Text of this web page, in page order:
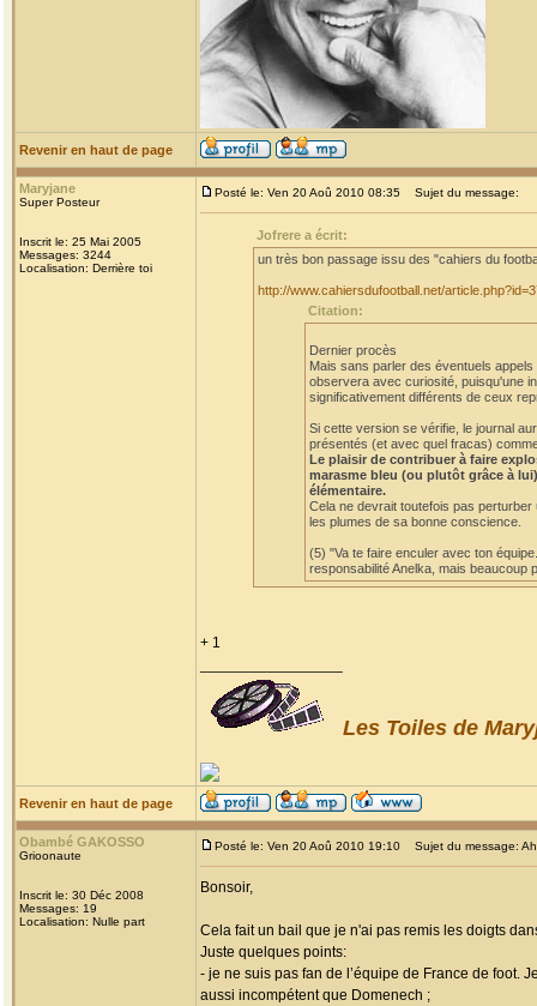
Revenir en haut de page
Maryjane
Super Posteur
Inscrit le: 25 Mai 2005
Messages: 3244
Localisation: Derrière toi
Posté le: Ven 20 Aoû 2010 08:35 Sujet du message:
Jofrere a écrit:
un très bon passage issu des "cahiers du
http://www.cahiersdufootball.net/
Citation:
Dernier procès
Mais sans parler des éventuels
observera avec curiosité, puisqu'une
significativement différents de ceux
Si cette version se vérifie, le journal
présentés (et avec quel fracas)
Le plaisir de contribuer à faire
marasme bleu (ou plutôt grâce à
élémentaire.
Cela ne devrait toutefois pas
les plumes de sa bonne conscience.
(5) "Va te faire enculer avec ton
responsabilité Anelka, mais beaucoup
+ 1
Les Toiles de
Revenir en haut de page
Obambé GAKOSSO
Grioonaute
Inscrit le: 30 Déc 2008
Messages: 19
Localisation: Nulle part
Posté le: Ven 20 Aoû 2010 19:10 Sujet du message:
Bonsoir,
Cela fait un bail que je n'ai pas remis les doigts
Juste quelques points:
- je ne suis pas fan de l’équipe de France de foot.
aussi incompétent que Domenech ;